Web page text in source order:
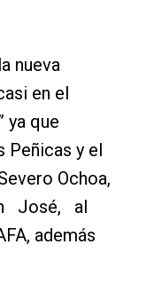
nueva
en el
ya que
Peñicas y el
Ochoa,
José, al
además